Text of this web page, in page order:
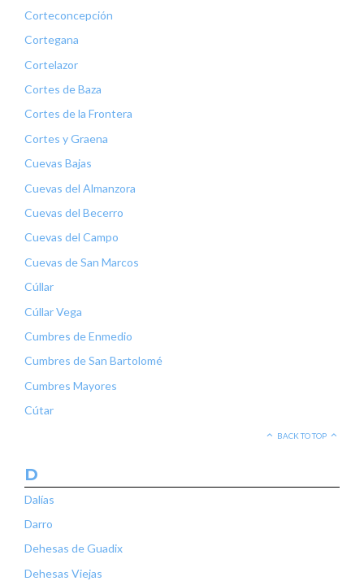
Corteconcepción
Cortegana
Cortelazor
Cortes de Baza
Cortes de la Frontera
Cortes y Graena
Cuevas Bajas
Cuevas del Almanzora
Cuevas del Becerro
Cuevas del Campo
Cuevas de San Marcos
Cúllar
Cúllar Vega
Cumbres de Enmedio
Cumbres de San Bartolomé
Cumbres Mayores
Cútar
BACK TO TOP
D
Dalías
Darro
Dehesas de Guadix
Dehesas Viejas